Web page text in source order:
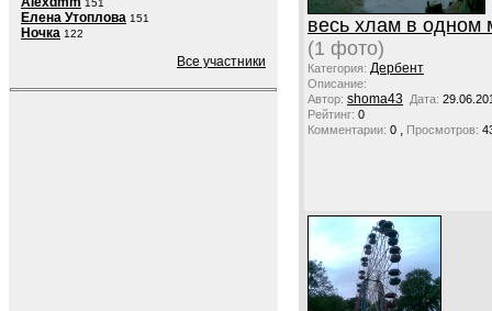
151
Елена Утоплова 151
Ночка 122
Все участники
весь хлам в одном
(1 фото)
Категория: Дербент
Описание:
Автор: shoma43 Дата:
Рейтинг: 0
Комментарии: 0 , Просмотров: